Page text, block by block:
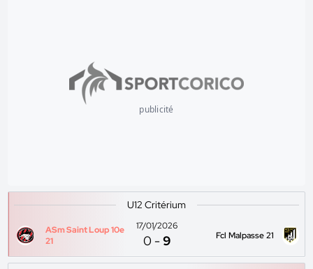
publicité
U12 Critérium
ASm Saint Loup 10e
21
17/01/2026
0 -9 Fcl Malpasse 21